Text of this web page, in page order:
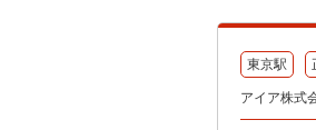
東京駅
アイア株式